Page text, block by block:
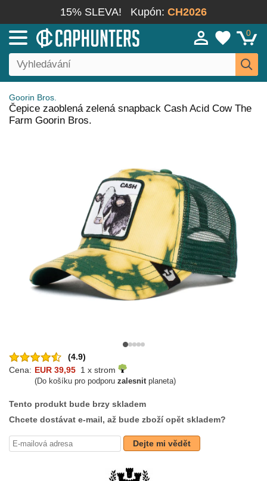
15% SLEVA! Kupón: CH2026
0
Goorin Bros.
Čepice zaoblená zelená snapback Cash Acid Cow The
Farm Goorin Bros.
(4.9)
Cena: EUR 39,95 1 x strom
(Do košíku pro podporu zalesnitplaneta)
Tento produkt bude brzy skladem
Chcete dostávat e-mail, až bude zboží opět skladem?
Dejte mi vědět